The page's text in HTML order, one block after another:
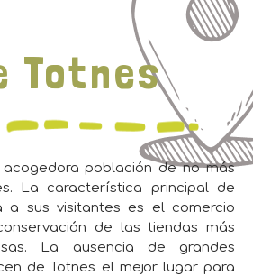
Totnes
población de no más
La característica principal de
a sus visitantes es el comercio
de las tiendas más
La ausencia de grandes
de Totnes el mejor lugar para